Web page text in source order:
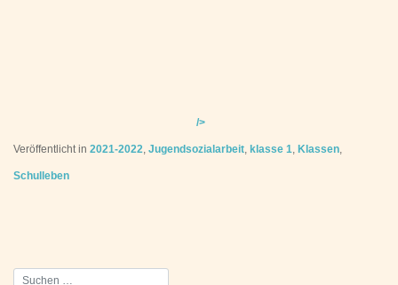
/>
Veröffentlicht in 2021-2022 Jugendsozialarbeit klasse 1 Klassen
Schulleben
Beitragsnavigation